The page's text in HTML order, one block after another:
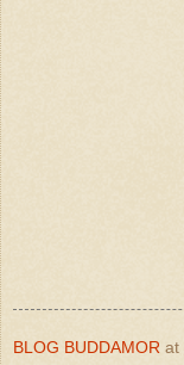
BLOG BUDDAMOR at